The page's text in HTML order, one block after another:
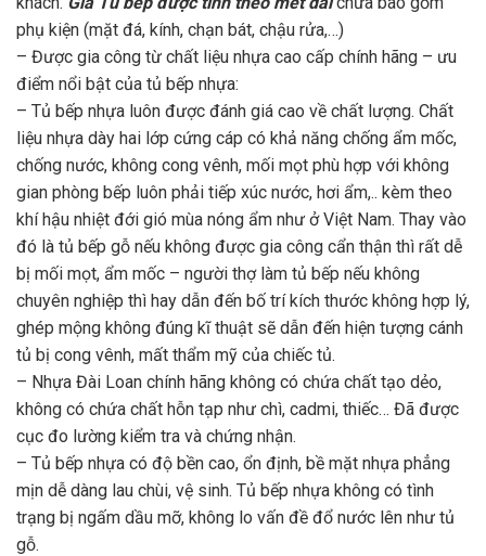
phụ kiện (mặt đá, kính, chạn bát, chậu rửa,…)
– Được gia công từ chất liệu nhựa cao cấp chính hãng – ưu
điểm nổi bật của tủ bếp nhựa:
– Tủ bếp nhựa luôn được đánh giá cao về chất lượng. Chất
liệu nhựa dày hai lớp cứng cáp có khả năng chống ẩm mốc,
chống nước, không cong vênh, mối mọt phù hợp với không
gian phòng bếp luôn phải tiếp xúc nước, hơi ẩm,.. kèm theo
khí hậu nhiệt đới gió mùa nóng ẩm như ở Việt Nam. Thay vào
đó là tủ bếp gỗ nếu không được gia công cẩn thận thì rất dễ
bị mối mọt, ẩm mốc – người thợ làm tủ bếp nếu không
chuyên nghiệp thì hay dẫn đến bố trí kích thước không hợp lý,
ghép mộng không đúng kĩ thuật sẽ dẫn đến hiện tượng cánh
tủ bị cong vênh, mất thẩm mỹ của chiếc tủ.
– Nhựa Đài Loan chính hãng không có chứa chất tạo dẻo,
không có chứa chất hỗn tạp như chì, cadmi, thiếc… Đã được
cục đo lường kiểm tra và chứng nhận.
– Tủ bếp nhựa có độ bền cao, ổn định, bề mặt nhựa phẳng
mịn dễ dàng lau chùi, vệ sinh. Tủ bếp nhựa không có tình
trạng bị ngấm dầu mỡ, không lo vấn đề đổ nước lên như tủ
gỗ.